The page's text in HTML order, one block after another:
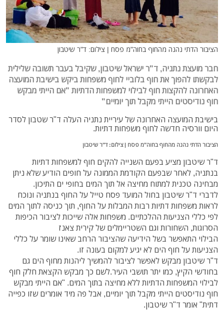
הציבור הדתי נהנה מהחוף בחוה"מ פסח | צילום: ד"ר שיטבון
חבר מועצת נתניה, ד"ר ישראל שיטבון, שקיבל בעבר תשובה שלילית
לבקשתו להפוך את חוף בלוביי לחוף משפחות ביקש בישיבת המועצה
האחרונה להקצות חוף לבילוי למשפחות הדתיות "אם הייתי מבקש
חוף נודיסטים הייתי מקבל תוך יומיים"
בישיבת המועצה האחרונה של עיריית נתניה העלה ד"ר שטבון לסדר
היום וורסיה חדשה לחוף משפחות דתיות.
הציבור הדתי נהנה מהחוף בחוה"מ פסח | צילום: ד"ר שיטבון
ד"ר שיטבון מציע בפעם השנייה להקים חוף למשפחות דתיות
בנתניה, לאחר שבפעם הקודמת הממונה על חופים הודיע שלא ניתן
מבחינה טכנית למתוח מחיצה אל תוך המים בחופי ים התיכון.
לדברי ד"ר שיטבון בחול המועד פסח טייל על החוף בנתניה ונוכח
לראות משפחות דתיות רבות המבלות על החוף, תוך כניסה לתוך המים
לפי כללי הצניעות ההלכתיים. משפחות אלה שייכות לציבור הכיפות
הסרוגות, השחורות וגם השטריימלים של קירית צאנז
הבילוי התאפשר בשל הידיעה שהציבור הרחב שאינו שומר על כללי
הצניעות על חוף הים לא יגיע למקום בעונה זו.
ד"ר שיטבון מבקש לאפשר לציבור להמשיך ליהנות מחוף הים גם
בחודשי הקיץ, כמו יתר תושבי העיר.לשם כך מבקש הקצאת חלק חוף
לבילוי המשפחות הדתיות ללא מחיצה בתוך המים. "אם הייתי מבקש
חוף נודיסטים הייתי מקבל תוך יומיים, אבל פה מיד אומרים שזו כפייה
דתית" אומר ד"ר שיטבון.